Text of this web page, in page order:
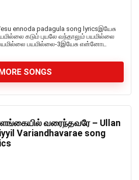
ennoda padagula song lyricsஇயேசு
கடும் புயலே வந்தாலும் பயமில்லை
பயமில்லை பயமில்லை-3இயேசு என்னோட
SONGS
வரைந்தவரே – Ullan
Variandhavarae song